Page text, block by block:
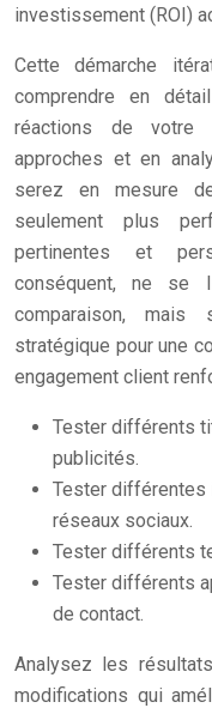
investissement (ROI)
Cette démarche
comprendre en
réactions de votre
approches et en
serez en mesure
seulement plus
pertinentes et
conséquent, ne
comparaison,
stratégique pour une
engagement client
Tester différents
publicités.
Tester différentes
réseaux sociaux.
Tester différents
Tester différents
de contact.
Analysez les
modifications qui